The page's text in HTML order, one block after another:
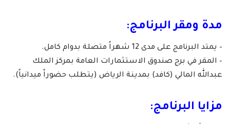
مدة ومقر البرنامج:
– يمتد البرنامج على مدى 12 شهراً متصلة بدوام كامل.
– المقر في برج صندوق الاستثمارات العامة بمركز الملك
عبدالله المالي (كافد) بمدينة الرياض (يتطلب حضوراً ميدانياً).
مزايا البرنامج: